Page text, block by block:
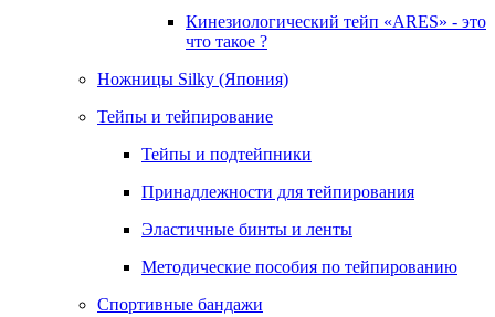
Кинезиологический тейп «ARES» - это
что такое ?
Ножницы Silky (Япония)
Тейпы и тейпирование
Тейпы и подтейпники
Принадлежности для тейпирования
Эластичные бинты и ленты
Методические пособия по тейпированию
Спортивные бандажи